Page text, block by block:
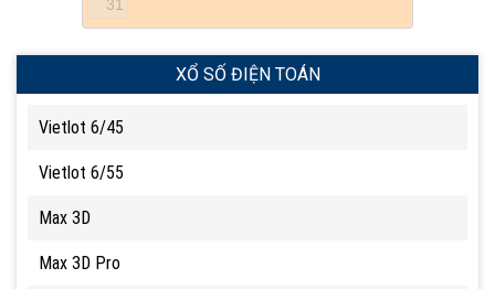
31
XỔ SỐ ĐIỆN TOÁN
Vietlot 6/45
Vietlot 6/55
Max 3D
Max 3D Pro